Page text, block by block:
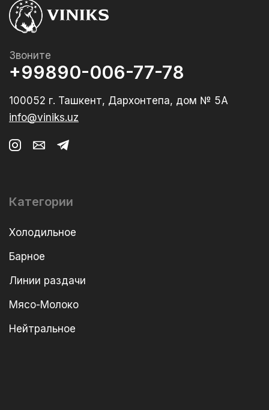
Звоните
+99890-006-77-78
100052 г. Ташкент, Дархонтепа, дом № 5А
info@viniks.uz
Категории
Холодильное
Барное
Линии раздачи
Мясо-Молоко
Нейтральное